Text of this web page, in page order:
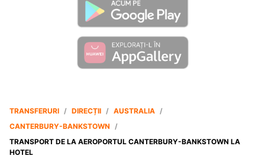
TRANSFERURI / DIRECȚII / AUSTRALIA /
CANTERBURY-BANKSTOWN /
TRANSPORT DE LA AEROPORTUL CANTERBURY-BANKSTOWN LA
HOTEL